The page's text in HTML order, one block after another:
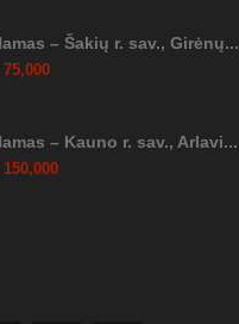
– Šakių r. sav., Girėnų...
75,000
– Kauno r. sav., Arlavi...
150,000